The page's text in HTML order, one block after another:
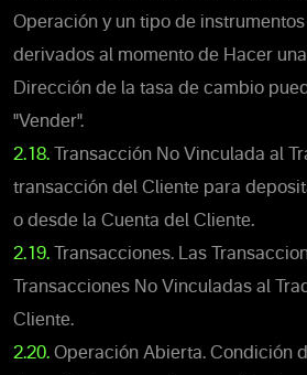
Operación y un tipo de
derivados al momento de Hacer
Dirección de la tasa de cambio
"Vender".
2.18.
Transacción No Vinculada al
transacción del Cliente para
o desde la Cuenta del Cliente.
2.19. Transacciones. Las
Transacciones No Vinculadas al
Cliente.
2.20. Operación Abierta. Condición